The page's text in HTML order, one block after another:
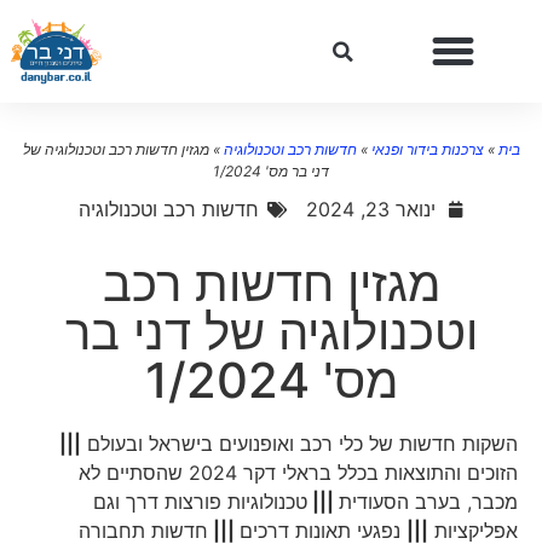
»צרכנות בידור ופנאי»חדשות רכב וטכנולוגיה»מגזין חדשות רכב וטכנולוגיה של
דני בר מס' 1/2024
ינואר 23, 2024 חדשות רכב וטכנולוגיה
מגזין חדשות רכב
וטכנולוגיה של דני בר
מס' 1/2024
השקות חדשות של כלי רכב ואופנועים בישראל ובעולם|||
הזוכים והתוצאות בכלל בראלי דקר 2024 שהסתיים לא
מכבר, בערב הסעודית|||
טכנולוגיות פורצות דרך וגם
אפליקציות||| נפגעי תאונות דרכים|||
חדשות תחבורה